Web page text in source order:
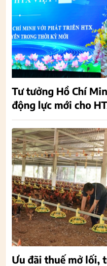
Tư tưởng Hồ Chí
động lực mới cho
Ưu đãi thuế mở lối,